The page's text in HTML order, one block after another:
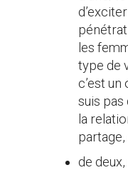
les
type de
c’est
suis pas
la
de